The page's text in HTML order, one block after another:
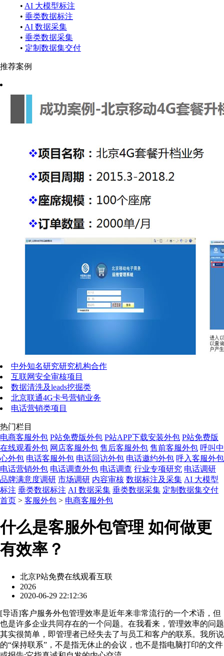
• AI 大模型标注
• 垂类数据标注
• AI 数据采集
• 垂类数据采集
• 定制数据集交付
推荐案例
中外知名研究研究机构合作
互联网安全审核项目
数据清洗及leads挖掘类
北京联通4G卡号营销业务
电话营销类项目
热门栏目
电商客服外包 P站免费版外包 P站APP下载安装外包 P站免费版
在线观看外包 网店客服外包 售后客服外包 售前客服外包 呼叫中
心外包 电话客服外包 电话回访外包 电话邀约外包 呼入客服外包
电话营销外包 电话调查外包 电话调查 行业专项研究 电话调研
品牌满意度调研 市场调研 内容审核 数据标注及采集 AI 大模型
标注 垂类数据标注 AI 数据采集 垂类数据采集 定制数据集交付
首页 > 客服外包 > 电商客服外包
什么是客服外包管理 如何做更
有效率？
北京P站免费在线观看互联
2026
2020-06-29 22:12:36
[导语]客户服务外包管理效率是近年来非常流行的一个术语，但
也是许多企业共同存在的一个问题。在我看来，管理效率的问题
其实很简单，即管理者已经失去了与员工和客户的联系。我所说
的“保持联系”，不是指无休止的会议，也不是指电脑打印的文件